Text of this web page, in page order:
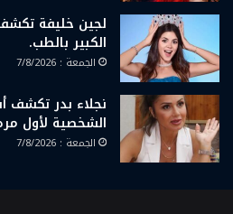
لجين خليفة
الكبير بالطب.
الجمعة : 7/8/2026
نجلاء بدر تكشف
الشخصية لأول
الجمعة : 7/8/2026